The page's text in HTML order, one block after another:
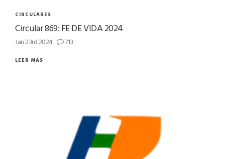
CIRCULARES
Circular 869: FE DE VIDA 2024
Jan 23rd 2024 713
LEER MÁS